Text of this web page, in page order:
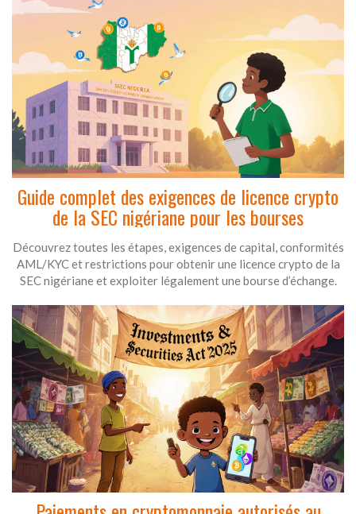
Guide complet des exigences de licence crypto
de la SEC nigériane pour les bourses
Découvrez toutes les étapes, exigences de capital, conformités
AML/KYC et restrictions pour obtenir une licence crypto de la
SEC nigériane et exploiter légalement une bourse d’échange.